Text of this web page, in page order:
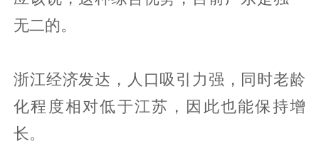
无二的。
浙江经济发达，人口吸引力强，同时老龄
化程度相对低于江苏，因此也能保持增
长。